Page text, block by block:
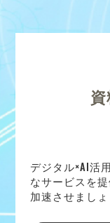
デジタル×AI活
なサービスを
加速させましょ